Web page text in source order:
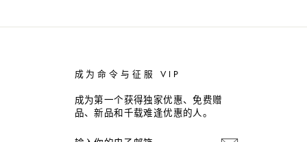
成为命令与征服 VIP
成为第一个获得独家优惠、免费赠
品、新品和千载难逢优惠的人。